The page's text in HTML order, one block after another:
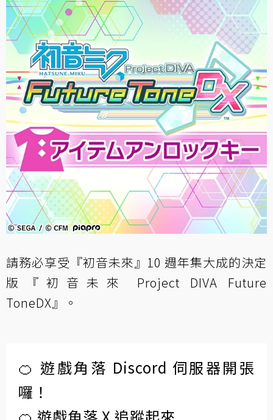
請務必享受『初音未來』10 週年集大成的決定
版『初音未來 Project DIVA Future
ToneDX』。
🍊 遊戲角落 Discord 伺服器開張
囉！